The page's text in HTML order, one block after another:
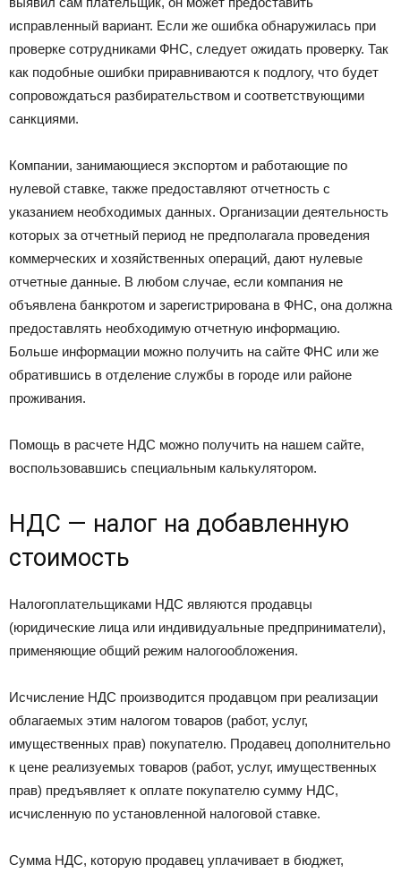
исправленный вариант. Если же ошибка обнаружилась при
проверке сотрудниками ФНС, следует ожидать проверку. Так
как подобные ошибки приравниваются к подлогу, что будет
сопровождаться разбирательством и соответствующими
санкциями.
Компании, занимающиеся экспортом и работающие по
нулевой ставке, также предоставляют отчетность с
указанием необходимых данных. Организации деятельность
которых за отчетный период не предполагала проведения
коммерческих и хозяйственных операций, дают нулевые
отчетные данные. В любом случае, если компания не
объявлена банкротом и зарегистрирована в ФНС, она должна
предоставлять необходимую отчетную информацию.
Больше информации можно получить на сайте ФНС или же
обратившись в отделение службы в городе или районе
проживания.
Помощь в расчете НДС можно получить на нашем сайте,
воспользовавшись специальным калькулятором.
НДС — налог на добавленную
стоимость
Налогоплательщиками НДС являются продавцы
(юридические лица или индивидуальные предприниматели),
применяющие общий режим налогообложения.
Исчисление НДС производится продавцом при реализации
облагаемых этим налогом товаров (работ, услуг,
имущественных прав) покупателю. Продавец дополнительно
к цене реализуемых товаров (работ, услуг, имущественных
прав) предъявляет к оплате покупателю сумму НДС,
исчисленную по установленной налоговой ставке.
Сумма НДС, которую продавец уплачивает в бюджет,